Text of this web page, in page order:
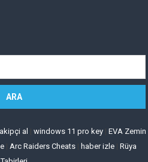
al windows 11 pro key EVA Zemin
| Arc Raiders Cheats| haber izle| Rüya